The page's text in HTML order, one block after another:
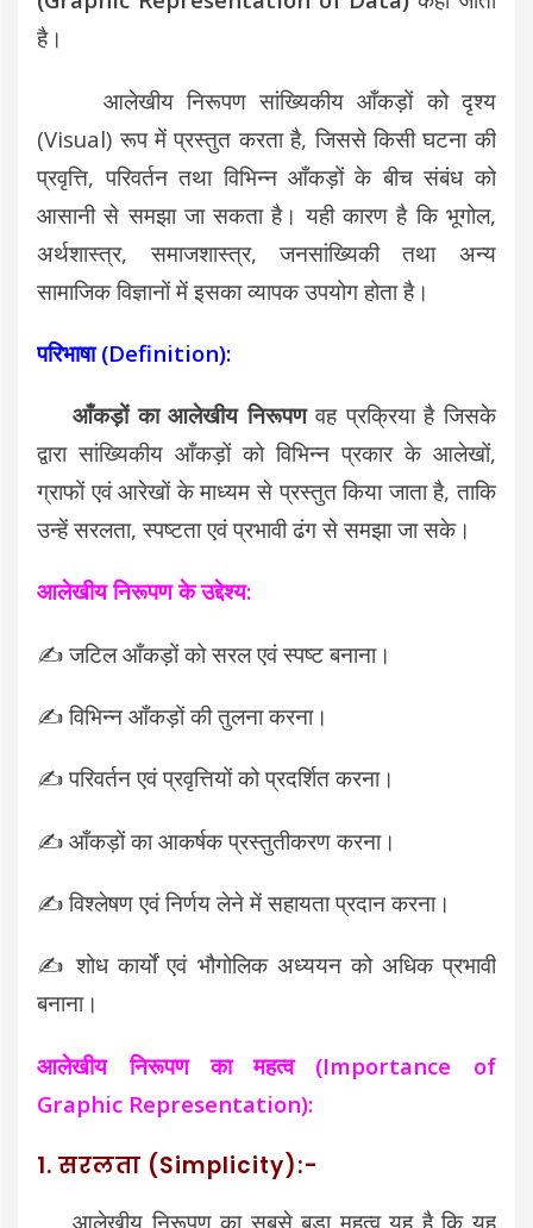
है।
आलेखीय निरूपण सांख्यिकीय आँकड़ों को दृश्य
(Visual) रूप में प्रस्तुत करता है, जिससे किसी घटना की
प्रवृत्ति, परिवर्तन तथा विभिन्न आँकड़ों के बीच संबंध को
आसानी से समझा जा सकता है। यही कारण है कि भूगोल,
अर्थशास्त्र, समाजशास्त्र, जनसांख्यिकी तथा अन्य
सामाजिक विज्ञानों में इसका व्यापक उपयोग होता है।
परिभाषा (Definition):
आँकड़ों का आलेखीय निरूपणवह प्रक्रिया है जिसके
द्वारा सांख्यिकीय आँकड़ों को विभिन्न प्रकार के आलेखों,
ग्राफों एवं आरेखों के माध्यम से प्रस्तुत किया जाता है, ताकि
उन्हें सरलता, स्पष्टता एवं प्रभावी ढंग से समझा जा सके।
आलेखीय निरूपण के उद्देश्य:
✍️जटिल आँकड़ों को सरल एवं स्पष्ट बनाना।
✍️विभिन्न आँकड़ों की तुलना करना।
✍️परिवर्तन एवं प्रवृत्तियों को प्रदर्शित करना।
✍️आँकड़ों का आकर्षक प्रस्तुतीकरण करना।
✍️विश्लेषण एवं निर्णय लेने में सहायता प्रदान करना।
✍️शोध कार्यों एवं भौगोलिक अध्ययन को अधिक प्रभावी
बनाना।
आलेखीय निरूपण का महत्व (Importance of
Graphic Representation):
1. सरलता (Simplicity):-
आलेखीय निरूपण का सबसे बड़ा महत्व यह है कि यह